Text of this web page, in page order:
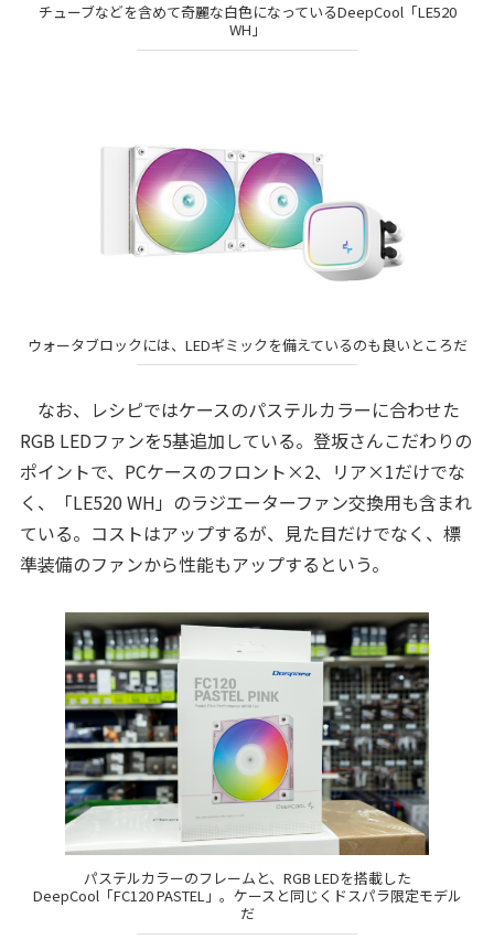
チューブなどを含めて奇麗な白色になっているDeepCool「LE520
WH」
ウォータブロックには、LEDギミックを備えているのも良いところだ
なお、レシピではケースのパステルカラーに合わせた
RGB LEDファンを5基追加している。登坂さんこだわりの
ポイントで、PCケースのフロント×2、リア×1だけでな
く、「LE520 WH」のラジエーターファン交換用も含まれ
ている。コストはアップするが、見た目だけでなく、標
準装備のファンから性能もアップするという。
パステルカラーのフレームと、RGB LEDを搭載した
DeepCool「FC120 PASTEL」。ケースと同じくドスパラ限定モデル
だ